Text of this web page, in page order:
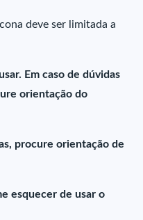
deve ser limitada a
Em caso de dúvidas
orientação do
procure orientação de
esquecer de usar o